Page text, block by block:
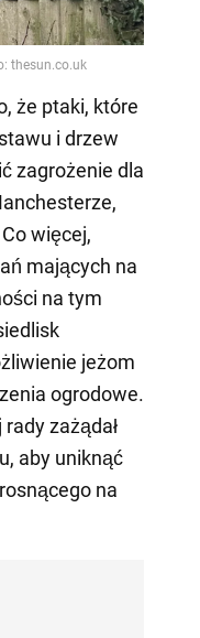
że ptaki, które
i drzew
zagrożenie dla
więcej,
mających na
na tym
jeżom
ogrodowe.
zażądał
aby uniknąć
na